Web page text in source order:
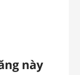
này